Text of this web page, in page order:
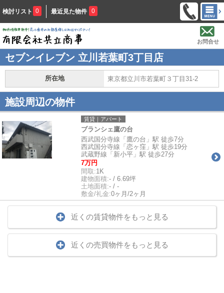
検討リスト 0 最近見た物件 0
お問合せ
セブンイレブン 立川若葉町3丁目店
所在地 東京都立川市若葉町３丁目31-2
施設周辺の物件
賃貸｜アパート
ブランシェ鷹の台
西武国分寺線「鷹の台」駅 徒歩7分
西武国分寺線「恋ヶ窪」駅 徒歩19分
武蔵野線「新小平」駅 徒歩27分
7万円
間取:1K
建物面積:- / 6.69坪
土地面積:- / -
敷金/礼金:0ヶ月/2ヶ月
近くの賃貸物件をもっと見る
近くの売買物件をもっと見る